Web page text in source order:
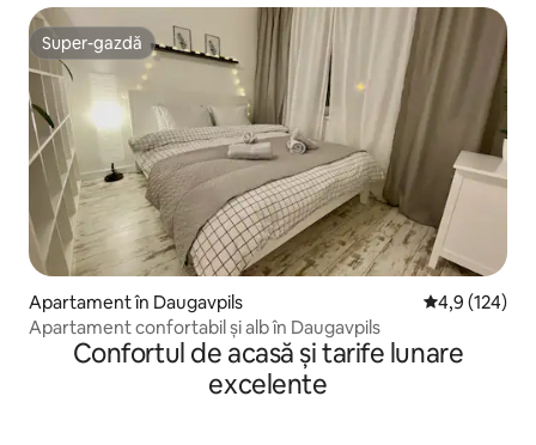
Super-gazdă
Super-gazdă
Apartament în Daugavpils Scor mediu
4,9 (124)
Apartament confortabil și alb în Daugavpils
Confortul de acasă și tarife lunare
excelente